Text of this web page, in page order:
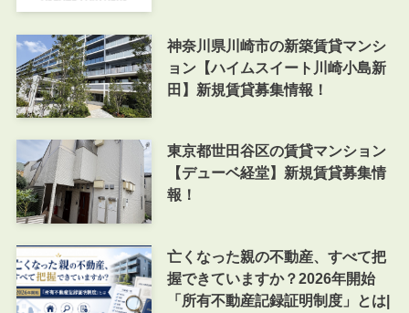
神奈川県川崎市の新築賃貸マンシ
ョン【ハイムスイート川崎小島新
田】新規賃貸募集情報！
東京都世田谷区の賃貸マンション
【デューベ経堂】新規賃貸募集情
報！
亡くなった親の不動産、すべて把
握できていますか？2026年開始
「所有不動産記録証明制度」とは|